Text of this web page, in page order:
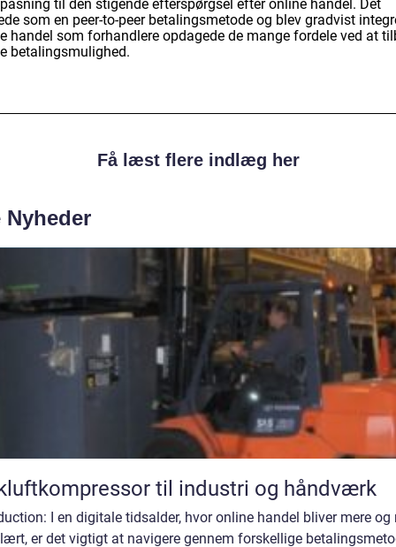
til den stigende efterspørgsel efter online handel. Det
som en peer-to-peer betalingsmetode og blev gradvist
handel som forhandlere opdagede de mange fordele ved at
betalingsmulighed.
Få læst flere indlæg her
Nyheder
til industri og håndværk
I en digitale tidsalder, hvor online handel bliver mere og
er det vigtigt at navigere gennem forskellige